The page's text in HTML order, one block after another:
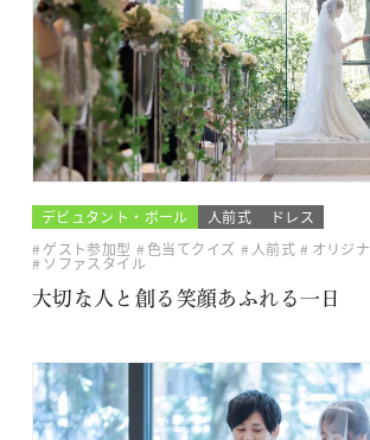
デビュタント・ボール 人前式
ドレス
ゲスト参加型
色当てクイズ 人前式 オリジ
ソファスタイル
大切な人と創る笑顔あふれる一日